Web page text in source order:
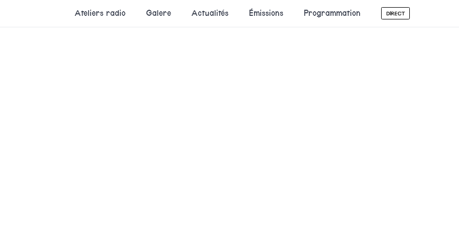
Ateliers radio Galere Actualités Émissions Programmation DIRECT